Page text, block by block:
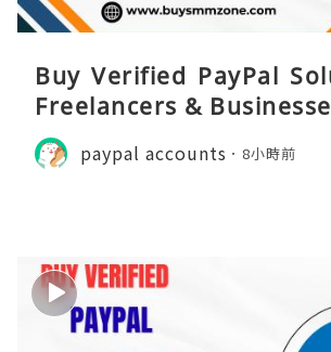
Buy Verified PayPal
Freelancers &
paypal accounts 8小時前